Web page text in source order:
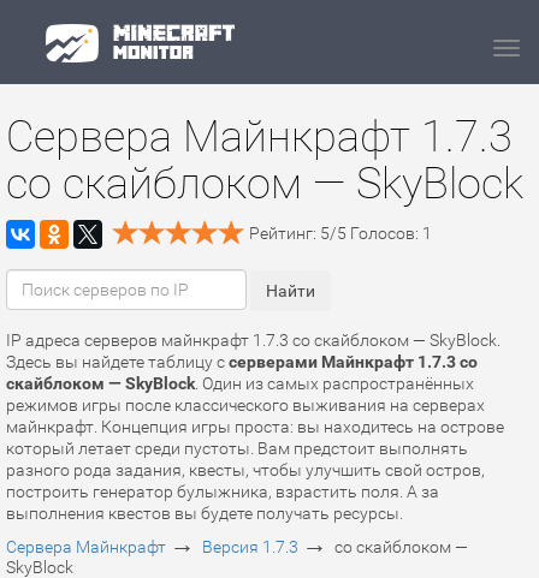
Сервера Майнкрафт 1.7.3
со скайблоком — SkyBlock
Рейтинг: 5/5 Голосов: 1
IP адреса серверов майнкрафт 1.7.3 со скайблоком — SkyBlock.
Здесь вы найдете таблицу ссерверами Майнкрафт 1.7.3 со
скайблоком — SkyBlock . Один из самых распространённых
режимов игры после классического выживания на серверах
майнкрафт. Концепция игры проста: вы находитесь на острове
который летает среди пустоты. Вам предстоит выполнять
разного рода задания, квесты, чтобы улучшить свой остров,
построить генератор булыжника, взрастить поля. А за
выполнения квестов вы будете получать ресурсы.
Сервера Майнкрафт → Версия 1.7.3 →
со скайблоком —
SkyBlock